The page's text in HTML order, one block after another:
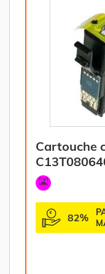
Cartouche
magenta
82%